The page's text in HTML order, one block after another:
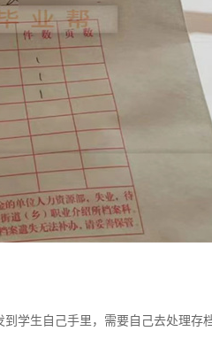
学生自己手里，需要自己去处理存